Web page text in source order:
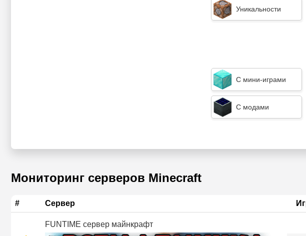
Уникальности
С мини-играми
С модами
Мониторинг серверов Minecraft
# Сервер
FUNTIME сервер майнкрафт